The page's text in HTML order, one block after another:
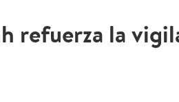
refuerza la